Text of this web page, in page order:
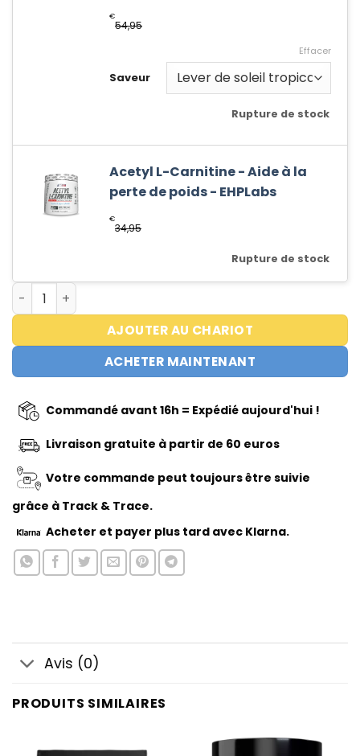
€
54,95
Saveur
Effacer
Rupture de stock
Acetyl L-Carnitine - Aide à la
perte de poids - EHPLabs
€
34,95
Rupture de stock
quantité de OxyShred Twin Pack + Acetyl Bundle
AJOUTER AU CHARIOT
ACHETER MAINTENANT
Commandé avant 16h = Expédié aujourd'hui !
Livraison gratuite à partir de 60 euros
Votre commande peut toujours être suivie
grâce à Track & Trace.
Acheter et payer plus tard avec Klarna.
Avis (0)
PRODUITS SIMILAIRES